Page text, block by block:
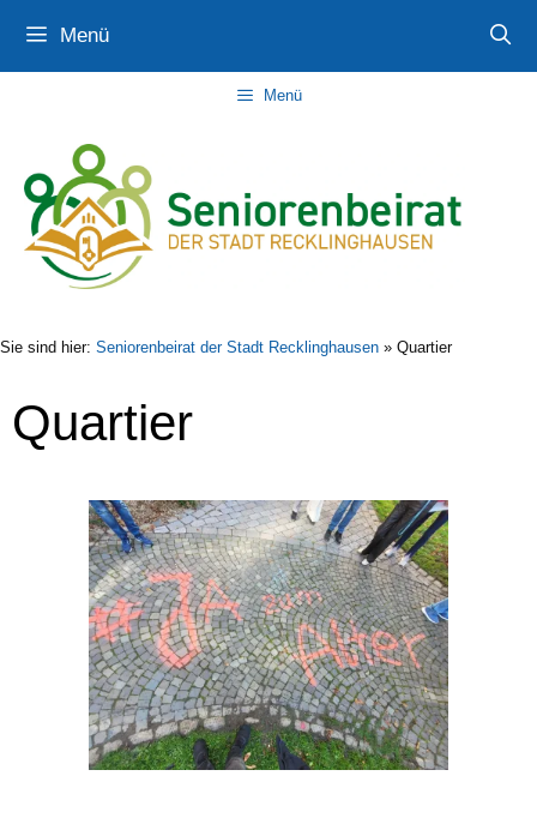
Inhalt
springen
Navigation
springen
Inhalt
springen
Menü
Menü
Sie sind hier: Seniorenbeirat der Stadt Recklinghausen » Quartier
Quartier